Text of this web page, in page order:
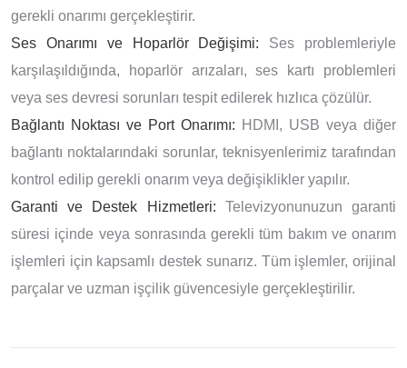
gerekli onarımı gerçekleştirir.
Ses Onarımı ve Hoparlör Değişimi: Ses problemleriyle
karşılaşıldığında, hoparlör arızaları, ses kartı problemleri
veya ses devresi sorunları tespit edilerek hızlıca çözülür.
Bağlantı Noktası ve Port Onarımı: HDMI, USB veya diğer
bağlantı noktalarındaki sorunlar, teknisyenlerimiz tarafından
kontrol edilip gerekli onarım veya değişiklikler yapılır.
Garanti ve Destek Hizmetleri: Televizyonunuzun garanti
süresi içinde veya sonrasında gerekli tüm bakım ve onarım
işlemleri için kapsamlı destek sunarız. Tüm işlemler, orijinal
parçalar ve uzman işçilik güvencesiyle gerçekleştirilir.